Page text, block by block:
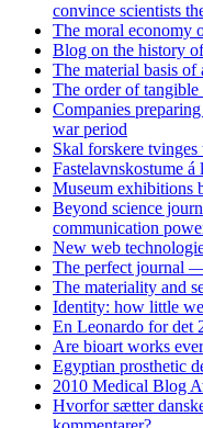
convince scientists
The moral economy
Blog on the history
The material basis of
The order of
Companies
war period
Skal forskere
Fastelavnskostume á
Museum exhibitions
Beyond science
communication
New web
The perfect journal
The materiality and
Identity: how little
En Leonardo for det
Are bioart works
Egyptian prosthetic
2010 Medical Blog
Hvorfor sætter